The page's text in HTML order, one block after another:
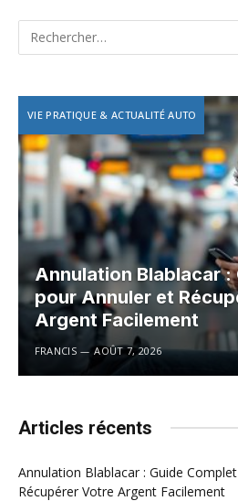
VIE PRATIQUE & ACTUALITÉ AUTO
Annulation Blablacar :
pour Annuler et
Argent Facilement
FRANCIS AOÛT 7, 2026
Articles récents
Annulation Blablacar : Guide
Récupérer Votre Argent Facilement